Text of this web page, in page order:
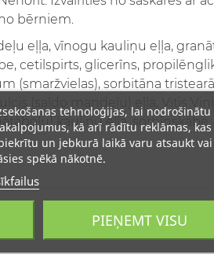
bērniem.
eļļa, vīnogu kauliņu eļļa,
cetilspirts, glicerīns,
(smaržvielas), sorbitāna
(saldo mandeļu) eļļa, Vitis
kauliņu eļļa, sorbīnskābe.
tehnoloģijas, lai nodrošinātu
kā arī rādītu reklāmas, kas
un jebkurā laikā varu atsaukt vai
spēkā nākotnē.
PIEŅEMT VISU